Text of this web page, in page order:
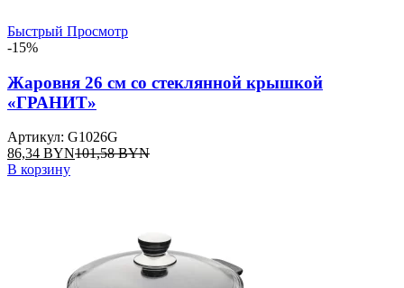
Быстрый Просмотр
-15%
Жаровня 26 см со стеклянной крышкой
«ГРАНИТ»
Артикул: G1026G
86,34 BYN101,58BYN
В корзину